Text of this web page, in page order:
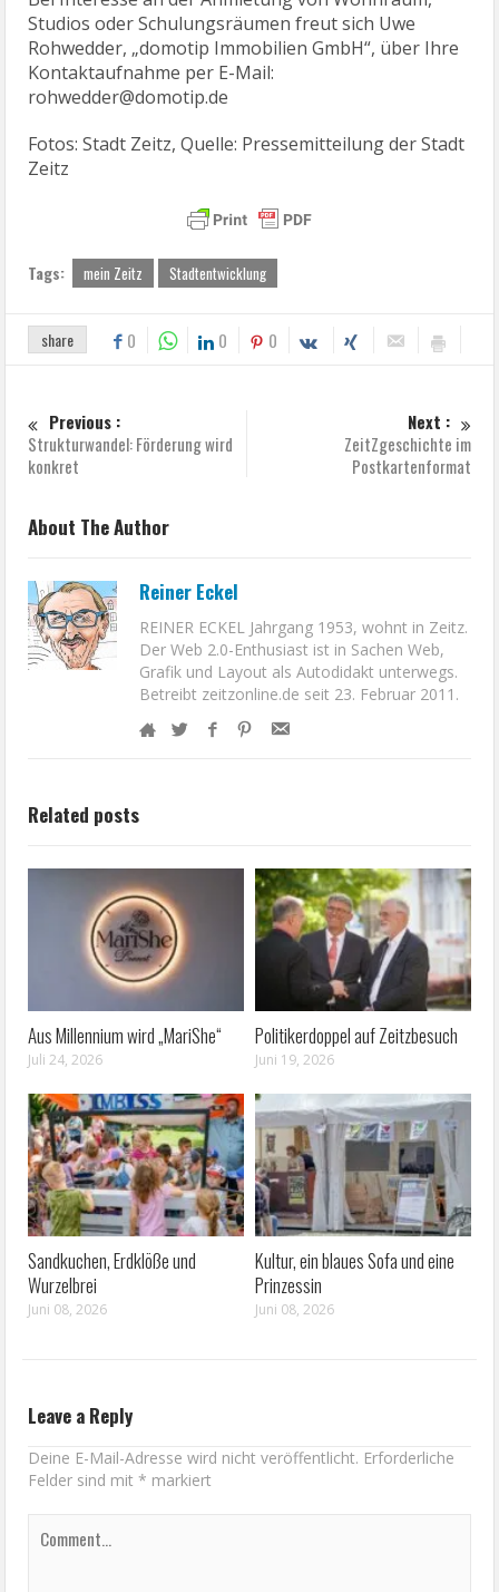
Studios oder Schulungsräumen freut sich Uwe
Rohwedder, „domotip Immobilien GmbH“, über Ihre
Kontaktaufnahme per E-Mail:
rohwedder@domotip.de
Fotos: Stadt Zeitz, Quelle: Pressemitteilung der Stadt
Zeitz
Tags: mein Zeitz Stadtentwicklung
share 0 0 0
Previous :
Strukturwandel: Förderung wird
konkret
Next :
ZeitZgeschichte im
Postkartenformat
About The Author
Reiner Eckel
REINER ECKEL Jahrgang 1953, wohnt in Zeitz.
Der Web 2.0-Enthusiast ist in Sachen Web,
Grafik und Layout als Autodidakt unterwegs.
Betreibt zeitzonline.de seit 23. Februar 2011.
Related posts
Aus Millennium wird „MariShe“
Juli 24, 2026
Politikerdoppel auf Zeitzbesuch
Juni 19, 2026
Sandkuchen, Erdklöße und
Wurzelbrei
Juni 08, 2026
Kultur, ein blaues Sofa und eine
Prinzessin
Juni 08, 2026
Leave a Reply
Deine E-Mail-Adresse wird nicht veröffentlicht. Erforderliche
Felder sind mit* markiert